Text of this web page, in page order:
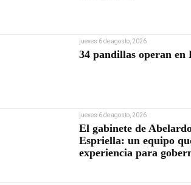
jueves 6 de agosto, 2026
34 pandillas operan en
jueves 6 de agosto, 2026
El gabinete de
Espriella: un equipo
experiencia para